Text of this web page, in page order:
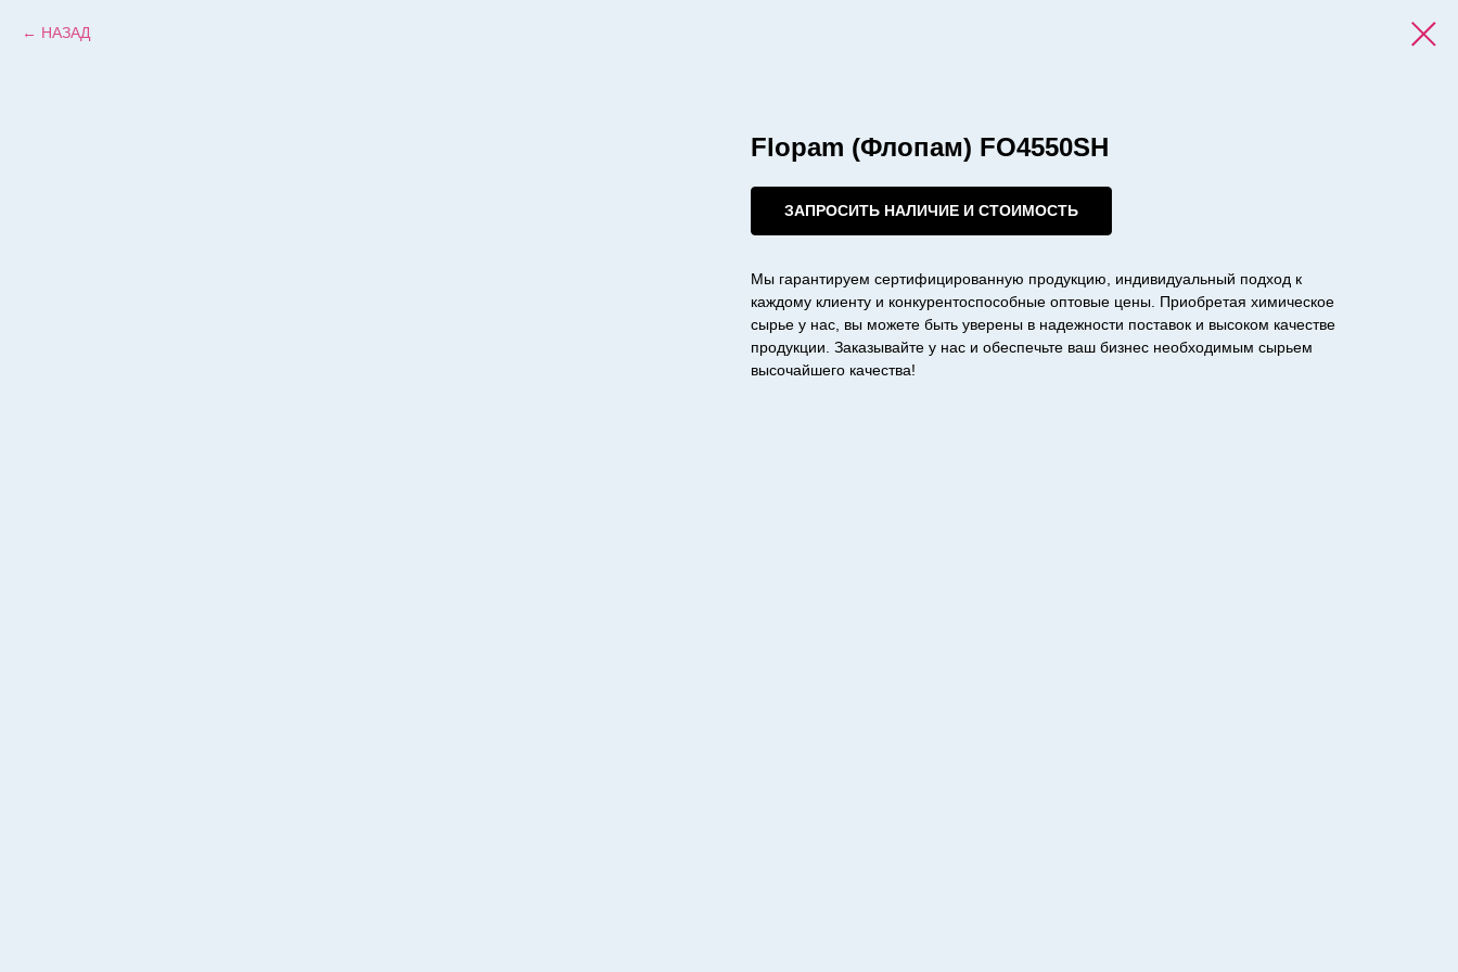
НАЗАД
Flopam (Флопам) FO4550SH
ЗАПРОСИТЬ НАЛИЧИЕ И СТОИМОСТЬ
Мы гарантируем сертифицированную продукцию, индивидуальный подход к
каждому клиенту и конкурентоспособные оптовые цены. Приобретая химическое
сырье у нас, вы можете быть уверены в надежности поставок и высоком качестве
продукции. Заказывайте у нас и обеспечьте ваш бизнес необходимым сырьем
высочайшего качества!